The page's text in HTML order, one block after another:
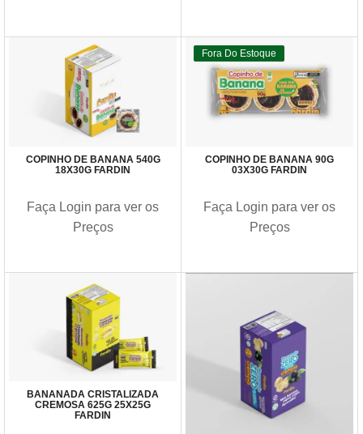
COPINHO DE BANANA 540G
18X30G FARDIN
Faça Login para ver os
Preços
Fora Do Estoque
COPINHO DE BANANA 90G
03X30G FARDIN
Faça Login para ver os
Preços
BANANADA CRISTALIZADA
CREMOSA 625G 25X25G
FARDIN